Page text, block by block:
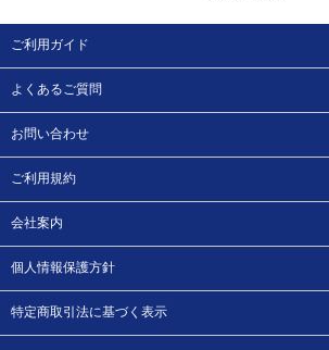
ご利用ガイド
よくあるご質問
お問い合わせ
ご利用規約
会社案内
個人情報保護方針
特定商取引法に基づく表示